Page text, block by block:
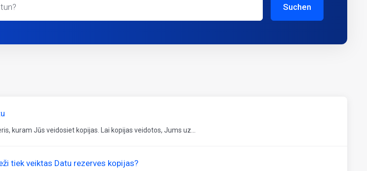
Suchen
kuram Jūs veidosiet kopijas. Lai kopijas veidotos, Jums uz...
tiek veiktas Datu rezerves kopijas?